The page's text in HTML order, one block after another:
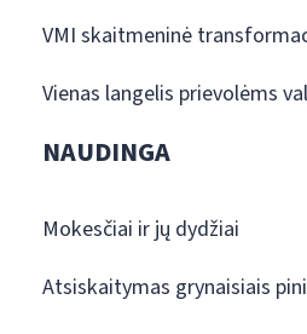
VMI skaitmeninė
Vienas langelis prievolėms
NAUDINGA
Mokesčiai ir jų dydžiai
Atsiskaitymas grynaisiais